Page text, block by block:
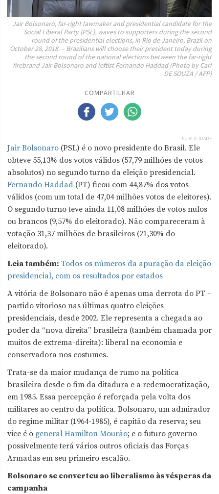
Jair Bolsonaro, far-right lawmaker and presidential candidate for the
Social Liberal Party (PSL), waves to supporters during the second
round of the presidential elections, in Rio de Janeiro, Brazil on
October 28, 2018. – Brazilians will choose their president today during
the second round of the national elections between the far-right
firebrand Jair Bolsonaro and leftist Fernando Haddad (Photo by Carl
DE SOUZA / AFP)
COMPARTILHAR
PUBLICIDADE
Jair Bolsonaro (PSL) é o novo presidente do Brasil. Ele
obteve 55,13% dos votos válidos (57,79 milhões de votos
absolutos) no segundo turno da eleição presidencial.
Fernando Haddad (PT) ficou com 44,87% dos votos
válidos (com um total de 47,04 milhões votos de eleitores).
O segundo turno teve ainda 11,08 milhões de votos nulos
ou brancos (9,57% do eleitorado). Não compareceram à
votação 31,37 milhões de brasileiros (21,30% do
eleitorado).
Leia também: Todos os números da apuração da eleição
presidencial, com os resultados por estados
A vitória de Bolsonaro não é apenas uma derrota do PT –
partido vitorioso nas últimas quatro eleições
presidenciais, desde 2002. Ele representa a chegada ao
poder da “nova direita” brasileira (também chamada por
muitos de extrema-direita): liberal na economia e
conservadora nos costumes.
Trata-se da maior mudança de rumo na política
brasileira desde o fim da ditadura e a redemocratização,
em 1985. Essa percepção é reforçada pela volta dos
militares ao centro da política. Bolsonaro, um admirador
do regime militar (1964-1985), é capitão da reserva; seu
vice é o general Hamilton Mourão; e o futuro governo
possivelmente terá vários outros oficiais das Forças
Armadas em seu primeiro escalão.
Bolsonaro se converteu ao liberalismo às vésperas da
campanha